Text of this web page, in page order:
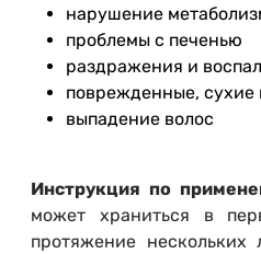
нарушение
проблемы с печенью
раздражения и
поврежденные, сухие
выпадение волос
Инструкция по
может храниться в
протяжение нескольких